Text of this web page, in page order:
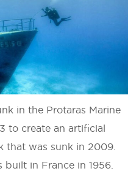
in the Protaras Marine
to create an artificial
that was sunk in 2009.
in France in 1956.